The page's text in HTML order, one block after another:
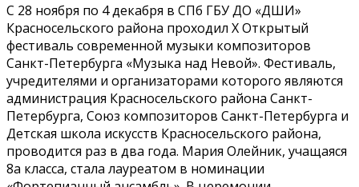
С 28 ноября по 4 декабря в СПб ГБУ ДО «ДШИ»
Красносельского района проходил Х Открытый
фестиваль современной музыки композиторов
Санкт-Петербурга «Музыка над Невой». Фестиваль,
учредителями и организаторами которого являются
администрация Красносельского района Санкт-
Петербурга, Союз композиторов Санкт-Петербурга и
Детская школа искусств Красносельского района,
проводится раз в два года. Мария Олейник, учащаяся
8а класса, стала лауреатом в номинации